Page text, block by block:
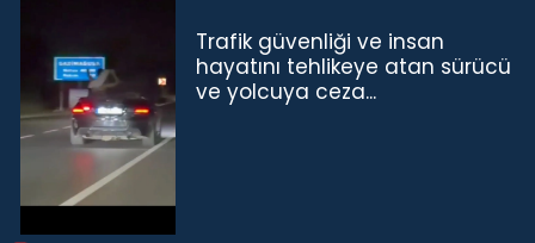
Trafik güvenliği ve insan
hayatını tehlikeye atan sürücü
ve yolcuya ceza...